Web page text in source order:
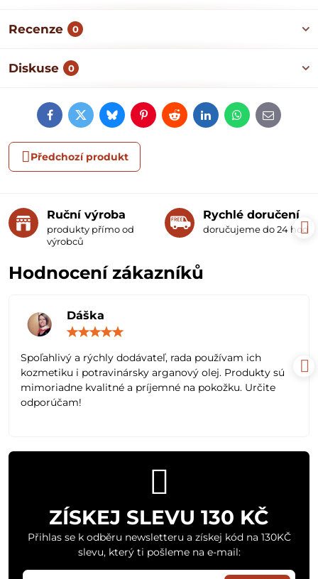
Recenze 0
Diskuse 0
FacebookTwitterBlueskyPinterestRedditLinkedInWhatsApp
E-
mail
Předchozí produkt
Ruční výroba
produkty přímo od
výrobců
Rychlé doručení
doručujeme do 24 hodin
Hodnocení zákazníků
Dáška
5
Spoľahlivý a rýchly dodávateľ, rada používam ich
kozmetiku i potravinársky arganový olej. Produkty sú
mimoriadne kvalitné a príjemné na pokožku. Určite
odporúčam!
ZÍSKEJ SLEVU 130 KČ
Přihlas se k odběru newsletteru a získej kód na 130KČ
slevu, který ti pošleme na e-mail: